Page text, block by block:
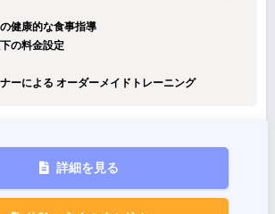
健康的な食事指導
の料金設定
ーによる オーダーメイドトレーニング
詳細を見る